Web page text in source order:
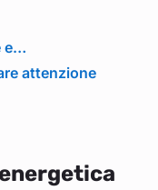
e…
attenzione